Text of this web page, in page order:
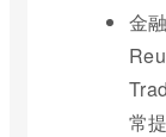
金
常